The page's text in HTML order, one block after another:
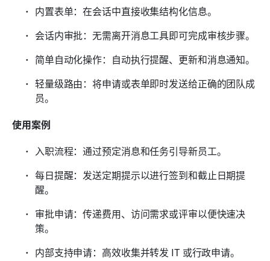
内置表单：在会话中直接收集结构化信息。
会话内审批：无需离开消息工具即可完成审核步骤。
简单自动化操作：自动执行提醒、更新和消息通知。
轻量级路由：将申请或表单即时发送给正确的团队成
员。
使用案例
入职流程：通过预定消息和任务引导新员工。
每日提醒：发送定期提示以进行签到和截止日期提
醒。
审批申请：传递费用、访问需求或评审以便快速决
策。
内部支持申请：高效收集并转发 IT 或行政申请。